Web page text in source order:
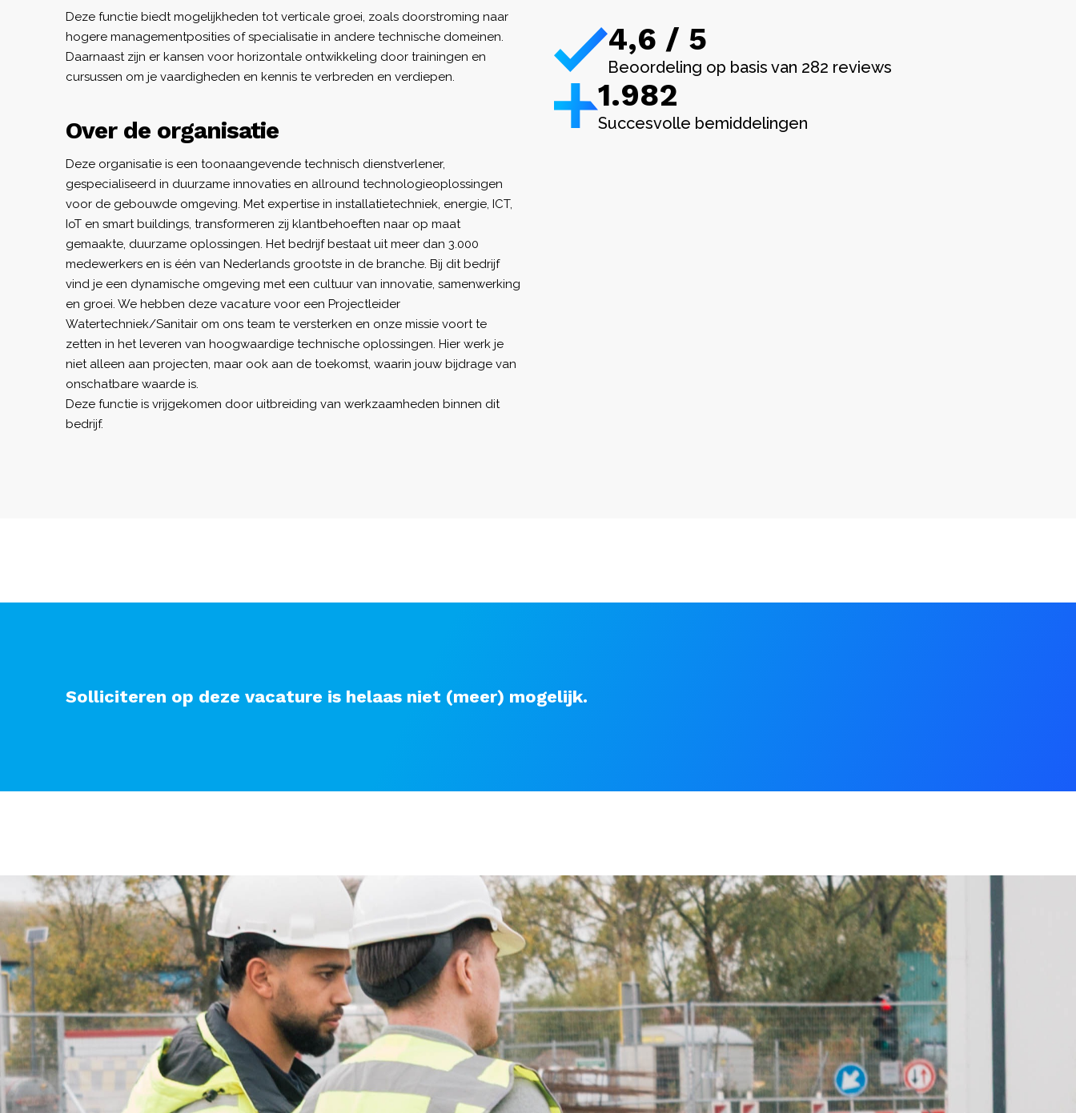
Deze functie biedt mogelijkheden tot verticale groei, zoals doorstroming naar
hogere managementposities of specialisatie in andere technische domeinen.
Daarnaast zijn er kansen voor horizontale ontwikkeling door trainingen en
cursussen om je vaardigheden en kennis te verbreden en verdiepen.
Over de organisatie
Deze organisatie is een toonaangevende technisch dienstverlener,
gespecialiseerd in duurzame innovaties en allround technologieoplossingen
voor de gebouwde omgeving. Met expertise in installatietechniek, energie, ICT,
IoT en smart buildings, transformeren zij klantbehoeften naar op maat
gemaakte, duurzame oplossingen. Het bedrijf bestaat uit meer dan 3.000
medewerkers en is één van Nederlands grootste in de branche. Bij dit bedrijf
vind je een dynamische omgeving met een cultuur van innovatie, samenwerking
en groei. We hebben deze vacature voor een Projectleider
Watertechniek/Sanitair om ons team te versterken en onze missie voort te
zetten in het leveren van hoogwaardige technische oplossingen. Hier werk je
niet alleen aan projecten, maar ook aan de toekomst, waarin jouw bijdrage van
onschatbare waarde is.
Deze functie is vrijgekomen door uitbreiding van werkzaamheden binnen dit
bedrijf.
4,6 / 5
Beoordeling op basis van 282 reviews
1.982
Succesvolle bemiddelingen
Solliciteren op deze vacature is helaas niet (meer) mogelijk.